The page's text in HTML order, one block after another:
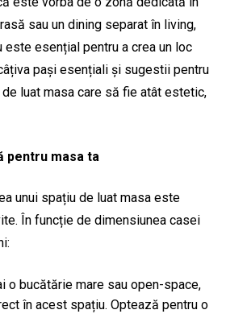
sau un dining separat în living,
esențial pentru a crea un loc
pași esențiali și sugestii pentru
de luat masa care să fie atât estetic,
pentru masa ta
unui spațiu de luat masa este
În funcție de dimensiunea casei
o bucătărie mare sau open-space,
în acest spațiu. Optează pentru o